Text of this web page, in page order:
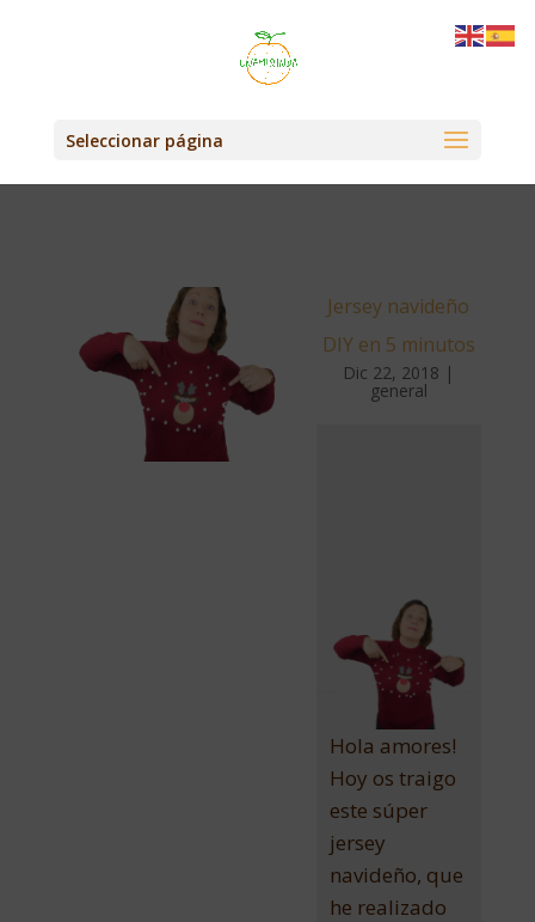
Seleccionar página
Jersey navideño
DIY en 5 minutos
Dic 22, 2018 |
general
Hola amores!
Hoy os traigo
este súper
jersey
navideño, que
he realizado